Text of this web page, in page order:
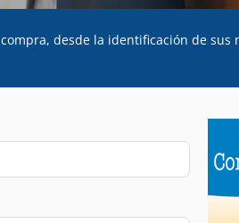
desde la identificación de